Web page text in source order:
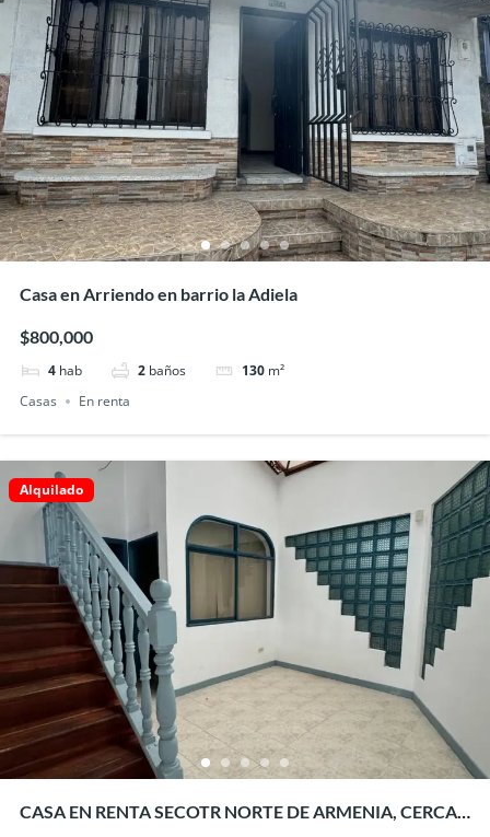
Casa en Arriendo en barrio la Adiela
$800,000
4 hab 2 baños 130 m²
Casas
En renta
Alquilado
CASA EN RENTA SECOTR NORTE DE ARMENIA, CERCA